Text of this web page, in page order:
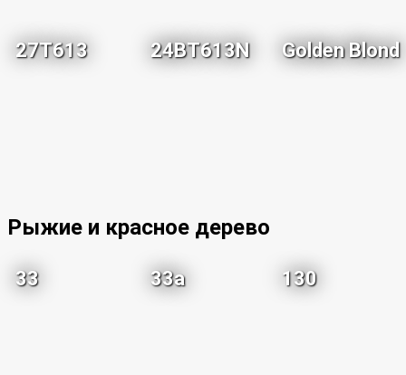
27T613 24BT613N Golden Blond
Рыжие и красное дерево
33 33a 130